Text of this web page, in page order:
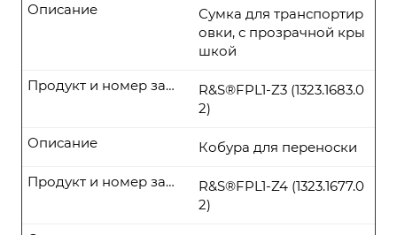
Сумка для транспортир
овки, с прозрачной кры
шкой
Описание
R&S®FPL1-Z3 (1323.1683.0
2)
Продукт и номер заказа
Кобура для переноски
Описание
R&S®FPL1-Z4 (1323.1677.0
2)
Продукт и номер заказа